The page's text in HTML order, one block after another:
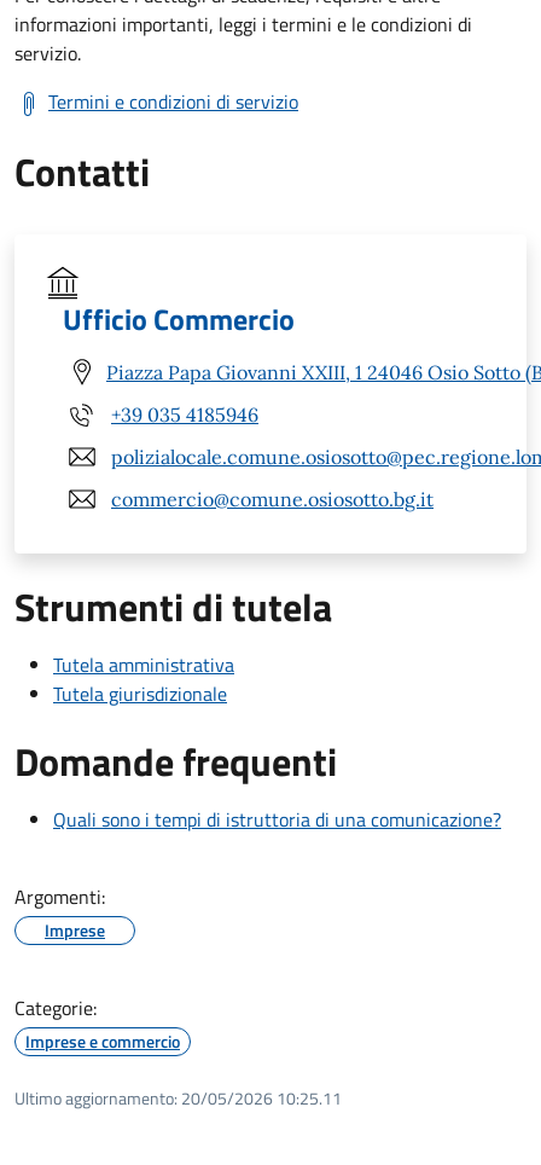
informazioni importanti, leggi i termini e le condizioni di
servizio.
Termini e condizioni di servizio
Contatti
Ufficio Commercio
Piazza Papa Giovanni XXIII, 1 24046 Osio Sotto
+39 035 4185946
commercio@comune.osiosotto.bg.it
Strumenti di tutela
Tutela amministrativa
Tutela giurisdizionale
Domande frequenti
Quali sono i tempi di istruttoria di una comunicazione?
Argomenti:
Imprese
Categorie:
Imprese e commercio
Ultimo aggiornamento: 20/05/2026 10:25.11